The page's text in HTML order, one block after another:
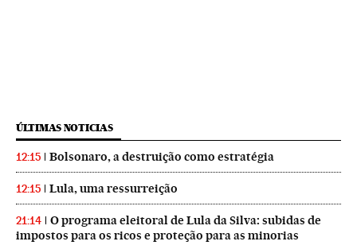
ÚLTIMAS NOTICIAS
12:15 Bolsonaro, a destruição como estratégia
12:15 Lula, uma ressurreição
21:14
O programa eleitoral de Lula da Silva: subidas de
impostos para os ricos e proteção para as minorias